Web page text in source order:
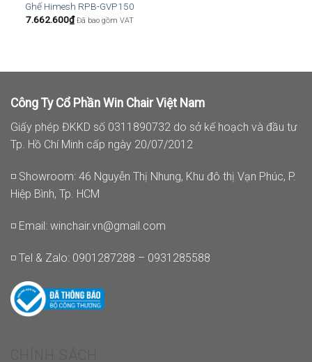
Ghế Himesh RPB-GVP150
7.662.600₫ Đã bao gồm VAT
Công Ty Cổ Phần Win Chair Việt Nam
Giấy phép ĐKKD số 0311890732 do sở kế hoạch và đầu tư
Tp. Hồ Chí Minh cấp ngày 20/07/2012
◽ Showroom: 46 Nguyễn Thị Nhung, Khu đô thị Vạn Phúc, P.
Hiệp Bình, Tp. HCM
◽ Email: winchair.vn@gmail.com
◽ Tel & Zalo: 0901287288 – 0931285588